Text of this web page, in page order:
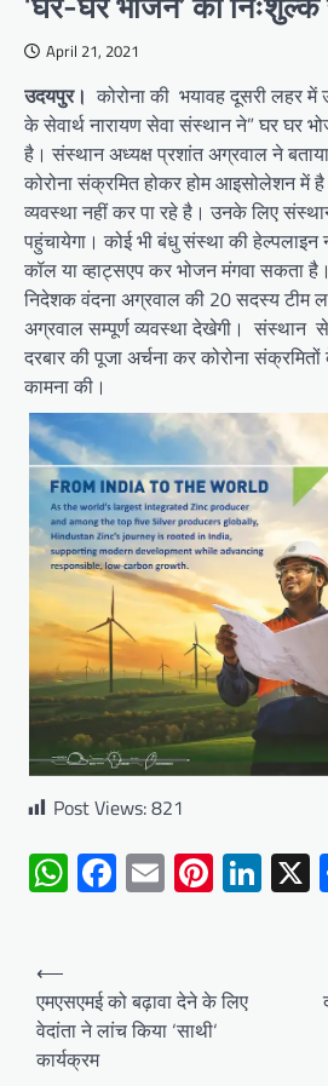
April 21, 2021
उदयपुर। कोरोना की भयावह दूसरी लहर
के सेवार्थ नारायण सेवा संस्थान ने” घर घर
है। संस्थान अध्यक्ष प्रशांत अग्रवाल ने
कोरोना संक्रमित होकर होम आइसोलेशन में
व्यवस्था नहीं कर पा रहे है। उनके लिए
पहुंचायेगा। कोई भी बंधु संस्था की
कॉल या व्हाट्सएप कर भोजन मंगवा सकता
निदेशक वंदना अग्रवाल की 20 सदस्य टीम
अग्रवाल सम्पूर्ण व्यवस्था देखेगी। संस्थान
दरबार की पूजा अर्चना कर कोरोना
कामना की।
Post Views:821
WhatsApp
Facebook
Email
Post
navigation
⟵
एमएसएमई को बढ़ावा देने के लिए
वेदांता ने लांच किया ‘साथी‘
कार्यक्रम